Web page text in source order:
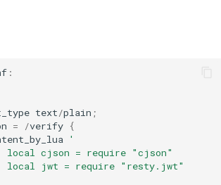
:
text/plain ;
= /verify {
'
local cjson = require "cjson"
local jwt = require "resty.jwt"